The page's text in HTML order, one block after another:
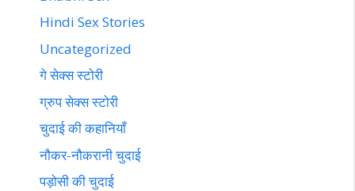
Hindi Sex Stories
Uncategorized
गे सेक्स स्टोरी
ग्रुप सेक्स स्टोरी
चुदाई की कहानियाँ
नौकर-नौकरानी चुदाई
पड़ोसी की चुदाई